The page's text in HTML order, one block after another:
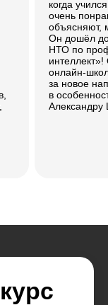
когда
очень
объясняют,
Он дошёл
НТО по
онлайн-
за новое
в
Александру